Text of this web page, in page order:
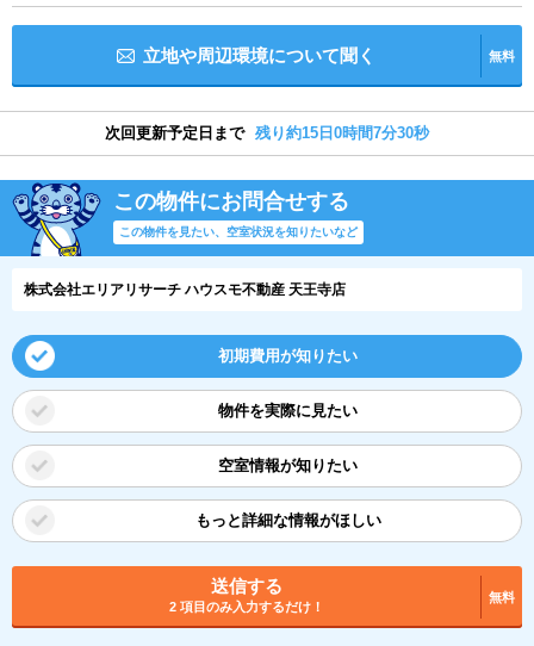
立地や周辺環境について聞く 無料
次回更新予定日まで 残り約15日0時間7分29秒
この物件にお問合せする
この物件を見たい、空室状況を知りたいなど
株式会社エリアリサーチ ハウスモ不動産 天王寺店
初期費用が知りたい
物件を実際に見たい
空室情報が知りたい
もっと詳細な情報がほしい
送信する
2 項目のみ入力するだけ！
無料